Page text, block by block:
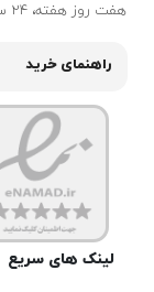
هفت روز هفته، ۲۴ ساعت شبانه‌روز پاسخگوی شما هستیم.
راهنمای خرید
لینک های سریع